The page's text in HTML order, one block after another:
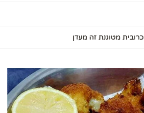
כרובית מטוגנת זה מעדן